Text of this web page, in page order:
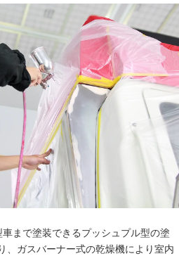
まで塗装できるプッシュプル型の塗
、ガスバーナー式の乾燥機により室内